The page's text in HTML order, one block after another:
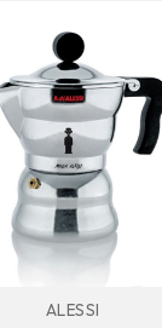
ALESSI